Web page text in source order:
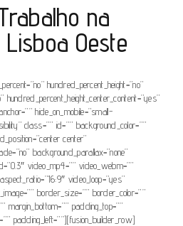
na
Oeste
hundred_percent_height=”no”
hundred_percent_height_center_content=”yes”
hide_on_mobile=”small-
class=”” id=”” background_color=””
center”
background_parallax=”none”
video_mp4=”” video_webm=””
video_loop=”yes”
border_size=”” border_color=””
margin_bottom=”” padding_top=””
padding_left=””][fusion_builder_row]